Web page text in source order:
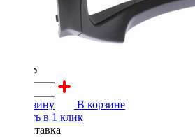
3100 ₽
В корзину
В корзине
Купить в 1 клик